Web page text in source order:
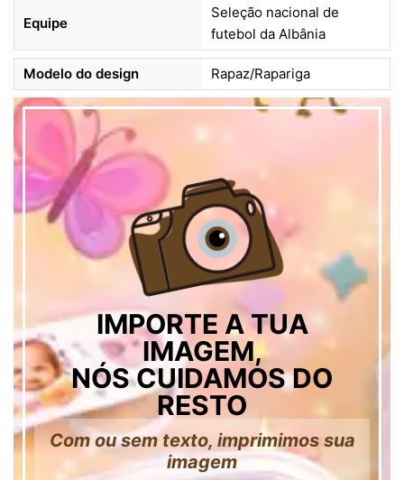
Equipe
Seleção nacional de
futebol da Albânia
Modelo do design Rapaz/Rapariga
IMPORTE A TUA
IMAGEM,
NÓS CUIDAMOS DO
RESTO
Com ou sem texto, imprimimos sua
imagem